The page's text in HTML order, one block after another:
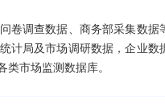
卷调查数据、商务部采集数据
计局及市场调研数据，企业数
市场监测数据库。